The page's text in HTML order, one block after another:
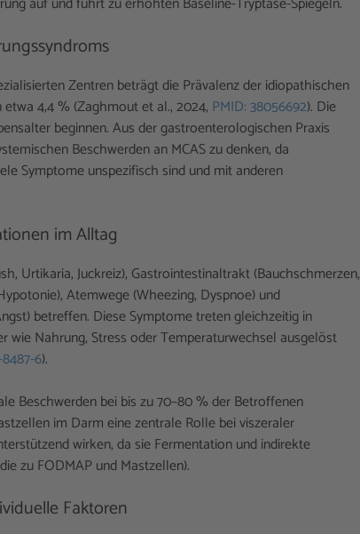
Zentren beträgt die Prävalenz der idiopathischen
4,4 % (Zaghmout et al., 2024, PMID: 38056692). Die
beginnen. Aus der gastroenterologischen Praxis
Beschwerden an MCAS zu denken, da
Symptome unspezifisch sind und mit anderen
im Alltag
Urtikaria, Juckreiz), Gastrointestinaltrakt (Bauchschmerzen,
Atemwege (Wheezing, Dyspnoe) und
betreffen. Diese Symptome treten gleichzeitig in
wie Nahrung, Stress oder Temperaturwechsel ausgelöst
6).
Beschwerden bei bis zu 70–80 % der Betroffenen
im Darm eine zentrale Rolle bei viszeraler
wirken, da sie Fermentation und indirekte
zu FODMAP und Mastzellen).
Faktoren